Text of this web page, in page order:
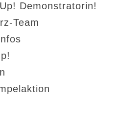
Demonstratorin!
Team